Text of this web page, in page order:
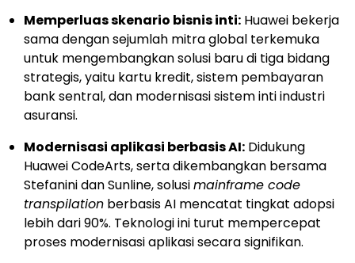
Memperluas skenario bisnis inti: Huawei bekerja
sama dengan sejumlah mitra global terkemuka
untuk mengembangkan solusi baru di tiga bidang
strategis, yaitu kartu kredit, sistem pembayaran
bank sentral, dan modernisasi sistem inti industri
asuransi.
Modernisasi aplikasi berbasis AI: Didukung
Huawei CodeArts, serta dikembangkan bersama
Stefanini dan Sunline, solusimainframe code
transpilation berbasis AI mencatat tingkat adopsi
lebih dari 90%. Teknologi ini turut mempercepat
proses modernisasi aplikasi secara signifikan.